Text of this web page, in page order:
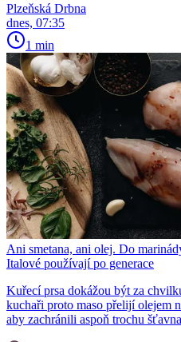
Plzeňská Drbna
dnes, 07:35
1 min
Ani smetana, ani olej. Do
Italové používají po generace
Kuřecí prsa dokážou být za
kuchaři proto maso přelijí olejem
aby zachránili aspoň trochu